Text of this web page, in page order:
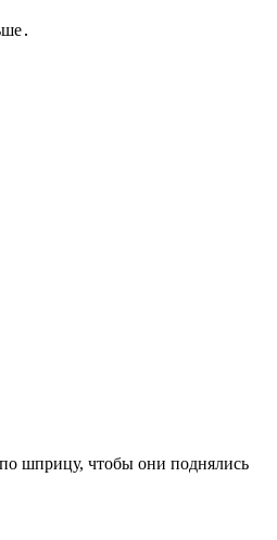
шприцу, чтобы они поднялись